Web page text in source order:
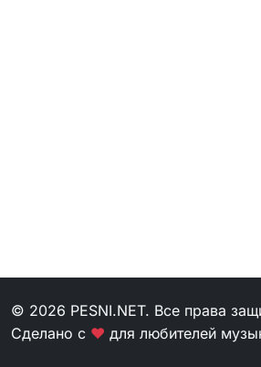
© 2026 PESNI.NET. Все права
Сделано с ❤ для любителей